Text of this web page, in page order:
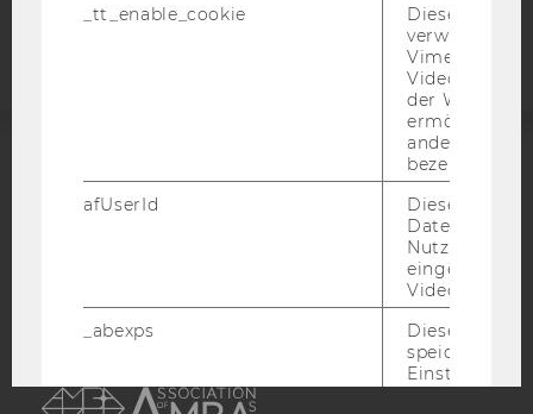
Webseite
ACCREDITED BY:
_tt_enable_cookie
Dieses
verwendet,
Vimeo-
der WU-
ermöglichen
andere nicht
bezeichnete
afUserId
Dieses
Daten von
Videos
_abexps
Dieses Cookie
speichert